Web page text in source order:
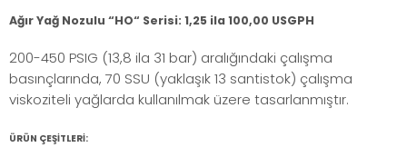
Ağır Yağ Nozulu “HO“ Serisi: 1,25 ila 100,00 USGPH
200-450 PSIG (13,8 ila 31 bar) aralığındaki çalışma
basınçlarında, 70 SSU (yaklaşık 13 santistok) çalışma
viskoziteli yağlarda kullanılmak üzere tasarlanmıştır.
ÜRÜN ÇEŞİTLERİ: